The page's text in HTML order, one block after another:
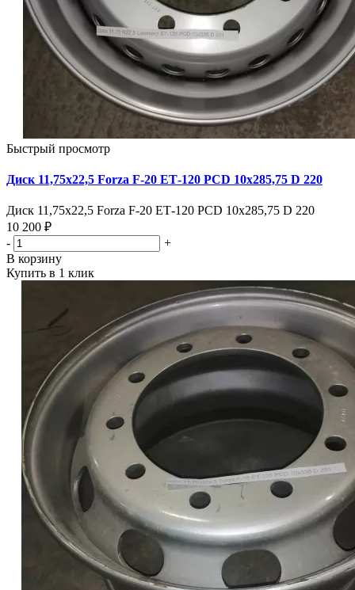
Быстрый просмотр
Диск 11,75х22,5 Forza F-20 ЕТ-120 PCD 10х285,75 D 220
Диск 11,75х22,5 Forza F-20 ЕТ-120 PCD 10х285,75 D 220
10 200 ₽
-
+
В корзину
Купить в 1 клик